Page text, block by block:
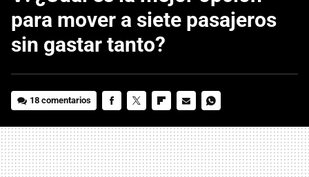
para mover a siete pasajeros
sin gastar tanto?
18 comentarios
MAIL